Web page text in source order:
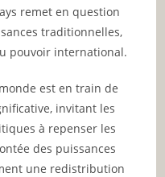
remet en question
traditionnelles,
pouvoir international.
est en train de
invitant les
à repenser les
des puissances
une redistribution